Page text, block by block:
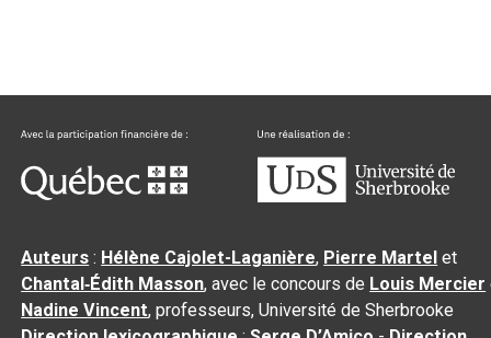
Auteurs : Hélène Cajolet-Laganière, Pierre Martel et
Chantal‑Édith Masson, avec le concours de Louis Mercier
Nadine Vincent, professeurs, Université de Sherbrooke